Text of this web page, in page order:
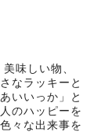
味しい物、
なラッキーと
いいっか」と
のハッピーを
々な出来事を